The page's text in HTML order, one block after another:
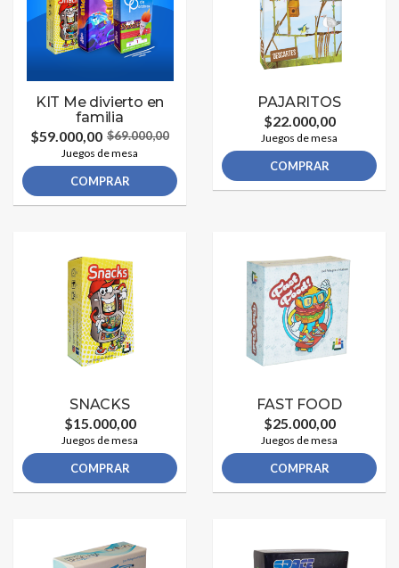
KIT Me divierto en
familia
$59.000,00 $69.000,00
Juegos de mesa
COMPRAR
PAJARITOS
$22.000,00
Juegos de mesa
COMPRAR
SNACKS
$15.000,00
Juegos de mesa
COMPRAR
FAST FOOD
$25.000,00
Juegos de mesa
COMPRAR